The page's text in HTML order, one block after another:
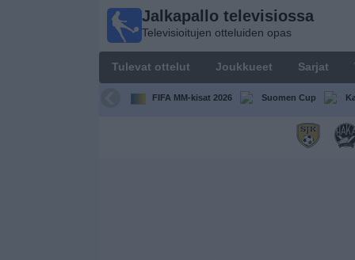
Jalkapallo televisiossa
Televisioitujen otteluiden opas
Tulevat ottelut Joukkueet Sarjat
FIFA MM-kisat 2026 Suomen Cup
Jalkapallo
televisiossa
Televisioitujen
otteluiden opas